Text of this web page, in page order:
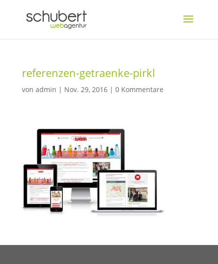
referenzen-getraenke-pirkl
von admin | Nov. 29, 2016| 0 Kommentare